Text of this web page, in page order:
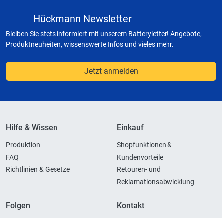
Hückmann Newsletter
Bleiben Sie stets informiert mit unserem Batteryletter! Angebote,
Produktneuheiten, wissenswerte Infos und vieles mehr.
Jetzt anmelden
Hilfe & Wissen
Produktion
FAQ
Richtlinien & Gesetze
Einkauf
Shopfunktionen &
Kundenvorteile
Retouren- und
Reklamationsabwicklung
Folgen Kontakt